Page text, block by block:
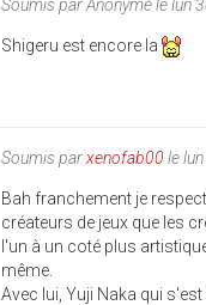
Soumis parAnonymele lun
Shigeru est encore la
Soumis parxenofab00 le
Bah franchement je
créateurs de jeux que les
l'un à un coté plus
même.
Avec lui, Yuji Naka qui